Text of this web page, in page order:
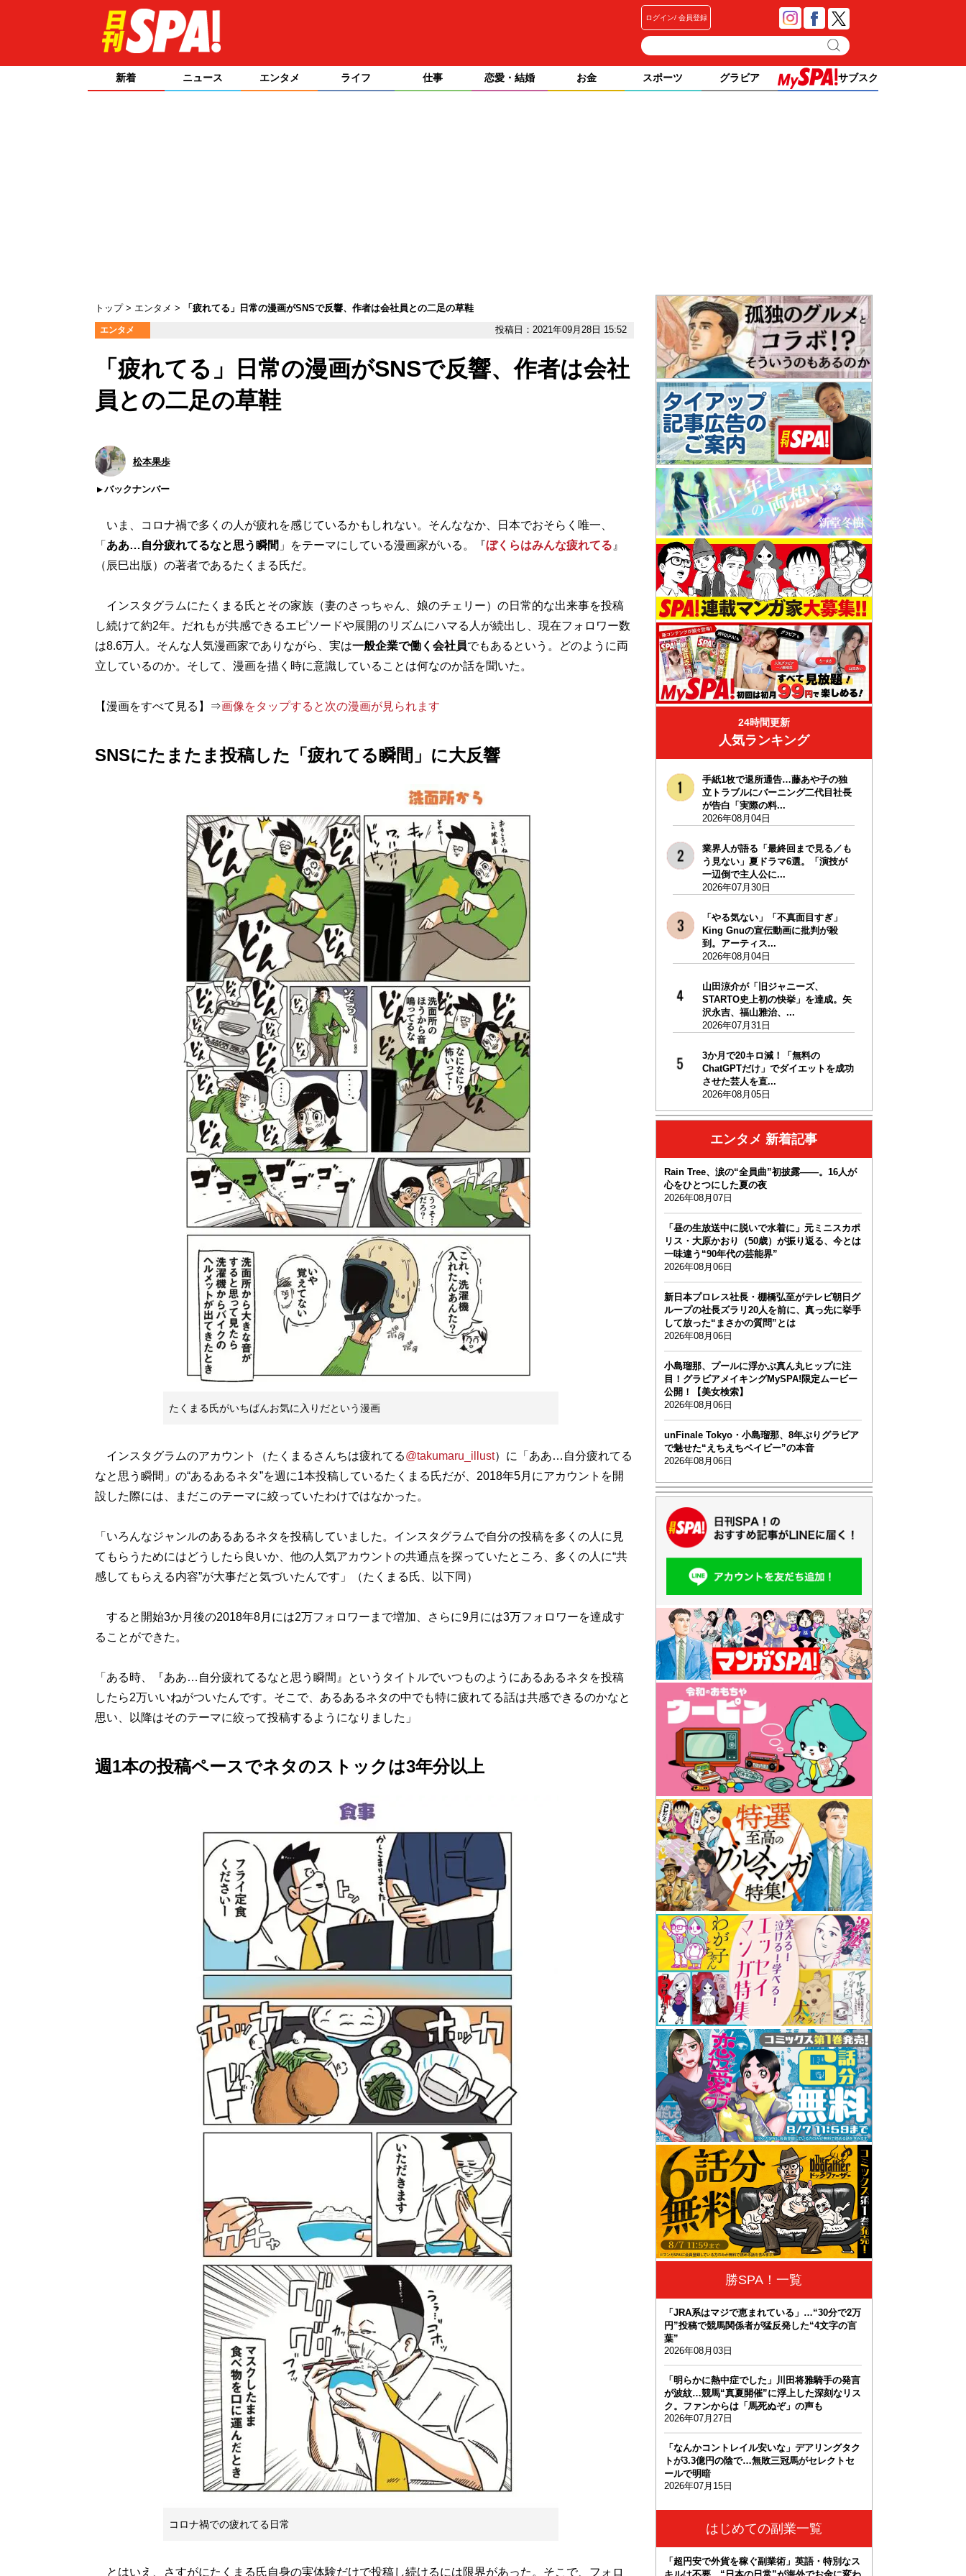
ログイン 会員登録
新着 ニュース エンタメ ライフ 仕事 恋愛・結婚 お金 スポーツ グラビア サブスク
トップ エンタメ 「疲れてる」日常の漫画がSNSで反響、作者は会社員との二足の草鞋
エンタメ 投稿日：2021年09月28日 15:52
「疲れてる」日常の漫画がSNSで反響、作者は会社
員との二足の草鞋
松本果歩
バックナンバー
いま、コロナ禍で多くの人が疲れを感じているかもしれない。そんななか、日本でおそらく唯一、
「 ああ…自分疲れてるなと思う瞬間 」をテーマにしている漫画家がいる。『ぼくらはみんな疲れてる 』
（辰巳出版）の著者であるたくまる氏だ。
インスタグラムにたくまる氏とその家族（妻のさっちゃん、娘のチェリー）の日常的な出来事を投稿
し続けて約2年。だれもが共感できるエピソードや展開のリズムにハマる人が続出し、現在フォロワー数
は8.6万人。そんな人気漫画家でありながら、実は一般企業で働く会社員でもあるという。どのように両
立しているのか。そして、漫画を描く時に意識していることは何なのか話を聞いた。
【漫画をすべて見る】⇒画像をタップすると次の漫画が見られます
SNSにたまたま投稿した「疲れてる瞬間」に大反響
たくまる氏がいちばんお気に入りだという漫画
インスタグラムのアカウント（たくまるさんちは疲れてる@takumaru_illust）に「ああ…自分疲れてる
なと思う瞬間」の“あるあるネタ”を週に1本投稿しているたくまる氏だが、2018年5月にアカウントを開
設した際には、まだこのテーマに絞っていたわけではなかった。
「いろんなジャンルのあるあるネタを投稿していました。インスタグラムで自分の投稿を多くの人に見
てもらうためにはどうしたら良いか、他の人気アカウントの共通点を探っていたところ、多くの人に“共
感してもらえる内容”が大事だと気づいたんです」（たくまる氏、以下同）
すると開始3か月後の2018年8月には2万フォロワーまで増加、さらに9月には3万フォロワーを達成す
ることができた。
「ある時、『ああ…自分疲れてるなと思う瞬間』というタイトルでいつものようにあるあるネタを投稿
したら2万いいねがついたんです。そこで、あるあるネタの中でも特に疲れてる話は共感できるのかなと
思い、以降はそのテーマに絞って投稿するようになりました」
週1本の投稿ペースでネタのストックは3年分以上
コロナ禍での疲れてる日常
とはいえ、さすがにたくまる氏自身の実体験だけで投稿し続けるには限界があった。そこで、フォロ
24時間更新
人気ランキング
手紙1枚で退所通告…藤あや子の独
立トラブルにバーニング二代目社長
が告白「実際の料...
2026年08月04日
業界人が語る「最終回まで見る／も
う見ない」夏ドラマ6選。「演技が
一辺倒で主人公に...
2026年07月30日
「やる気ない」「不真面目すぎ」
King Gnuの宣伝動画に批判が殺
到。アーティス...
2026年08月04日
山田涼介が「旧ジャニーズ、
STARTO史上初の快挙」を達成。矢
沢永吉、福山雅治、...
2026年07月31日
3か月で20キロ減！「無料の
ChatGPTだけ」でダイエットを成功
させた芸人を直...
2026年08月05日
エンタメ 新着記事
Rain Tree、涙の“全員曲”初披露――。16人が
心をひとつにした夏の夜
2026年08月07日
「昼の生放送中に脱いで水着に」元ミニスカポ
リス・大原かおり（50歳）が振り返る、今とは
一味違う“90年代の芸能界”
2026年08月06日
新日本プロレス社長・棚橋弘至がテレビ朝日グ
ループの社長ズラリ20人を前に、真っ先に挙手
して放った“まさかの質問”とは
2026年08月06日
小島瑠那、プールに浮かぶ真ん丸ヒップに注
目！グラビアメイキングMySPA!限定ムービー
公開！【美女検索】
2026年08月06日
unFinale Tokyo・小島瑠那、8年ぶりグラビア
で魅せた“えちえちベイビー”の本音
2026年08月06日
勝SPA！一覧
「JRA系はマジで恵まれている」…“30分で2万
円”投稿で競馬関係者が猛反発した“4文字の言
葉”
2026年08月03日
「明らかに熱中症でした」川田将雅騎手の発言
が波紋…競馬“真夏開催”に浮上した深刻なリス
ク。ファンからは「馬死ぬぞ」の声も
2026年07月27日
「なんかコントレイル安いな」デアリングタク
トが3.3億円の陰で…無敗三冠馬がセレクトセ
ールで明暗
2026年07月15日
はじめての副業一覧
「超円安で外貨を稼ぐ副業術」英語・特別なス